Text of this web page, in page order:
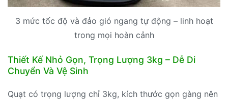
3 mức tốc độ và đảo gió ngang tự động – linh hoạt
trong mọi hoàn cảnh
Thiết Kế Nhỏ Gọn, Trọng Lượng 3kg – Dễ Di
Chuyển Và Vệ Sinh
Quạt có trọng lượng chỉ 3kg, kích thước gọn gàng nên